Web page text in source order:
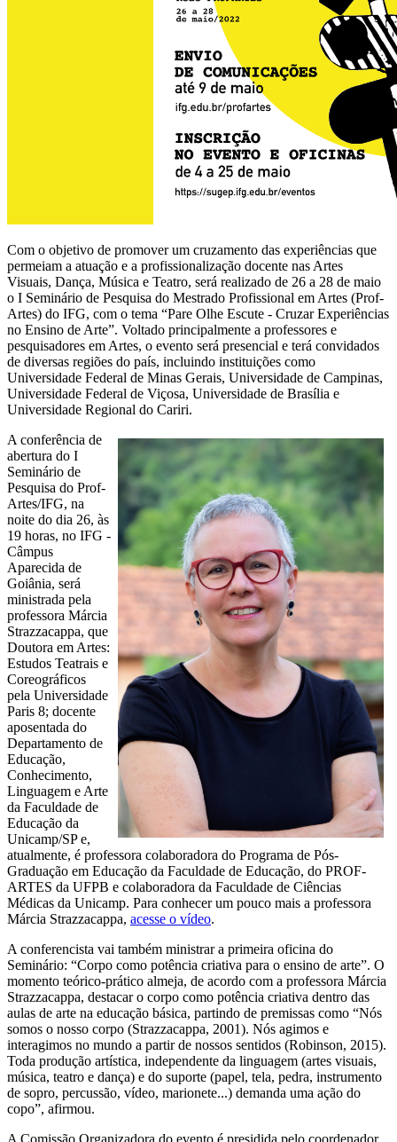
Com o objetivo de promover um cruzamento das experiências que
permeiam a atuação e a profissionalização docente nas Artes
Visuais, Dança, Música e Teatro, será realizado de 26 a 28 de maio
o I Seminário de Pesquisa do Mestrado Profissional em Artes (Prof-
Artes) do IFG, com o tema “Pare Olhe Escute - Cruzar Experiências
no Ensino de Arte”. Voltado principalmente a professores e
pesquisadores em Artes, o evento será presencial e terá convidados
de diversas regiões do país, incluindo instituições como
Universidade Federal de Minas Gerais, Universidade de Campinas,
Universidade Federal de Viçosa, Universidade de Brasília e
Universidade Regional do Cariri.
A conferência de
abertura do I
Seminário de
Pesquisa do Prof-
Artes/IFG, na
noite do dia 26, às
19 horas, no IFG -
Câmpus
Aparecida de
Goiânia, será
ministrada pela
professora Márcia
Strazzacappa, que
Doutora em Artes:
Estudos Teatrais e
Coreográficos
pela Universidade
Paris 8; docente
aposentada do
Departamento de
Educação,
Conhecimento,
Linguagem e Arte
da Faculdade de
Educação da
Unicamp/SP e,
atualmente, é professora colaboradora do Programa de Pós-
Graduação em Educação da Faculdade de Educação, do PROF-
ARTES da UFPB e colaboradora da Faculdade de Ciências
Médicas da Unicamp. Para conhecer um pouco mais a professora
Márcia Strazzacappa, acesse o vídeo.
A conferencista vai também ministrar a primeira oficina do
Seminário: “Corpo como potência criativa para o ensino de arte”. O
momento teórico-prático almeja, de acordo com a professora Márcia
Strazzacappa, destacar o corpo como potência criativa dentro das
aulas de arte na educação básica, partindo de premissas como “Nós
somos o nosso corpo (Strazzacappa, 2001). Nós agimos e
interagimos no mundo a partir de nossos sentidos (Robinson, 2015).
Toda produção artística, independente da linguagem (artes visuais,
música, teatro e dança) e do suporte (papel, tela, pedra, instrumento
de sopro, percussão, vídeo, marionete...) demanda uma ação do
copo”, afirmou.
A Comissão Organizadora do evento é presidida pelo coordenador